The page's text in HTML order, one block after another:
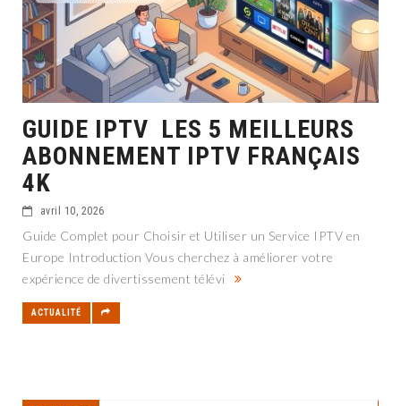
GUIDE IPTV LES 5 MEILLEURS
ABONNEMENT IPTV FRANÇAIS
4K
avril 10, 2026
Guide Complet pour Choisir et Utiliser un Service IPTV en
Europe Introduction Vous cherchez à améliorer votre
expérience de divertissement télévi
ACTUALITÉ